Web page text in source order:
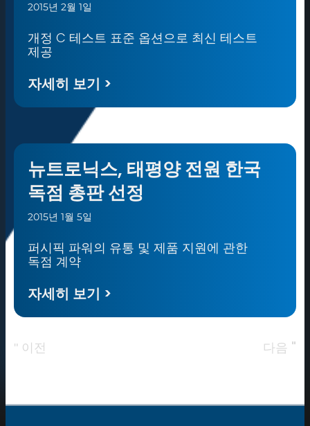
2015년 2월 1일
개정 C 테스트 표준 옵션으로 최신 테스트
제공
자세히 보기 >
뉴트로닉스, 태평양 전원 한국
독점 총판 선정
2015년 1월 5일
퍼시픽 파워의 유통 및 제품 지원에 관한
독점 계약
자세히 보기 >
" 이전 다음 "